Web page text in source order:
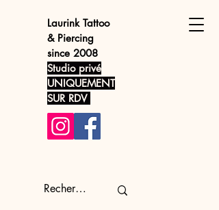
Laurink Tattoo
& Piercing
since 2008
Studio privé
UNIQUEMENT
SUR RDV